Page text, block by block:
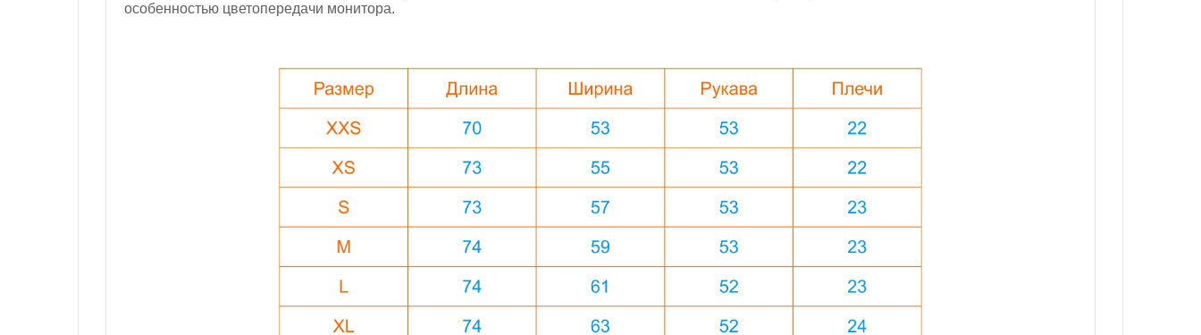
особенностью цветопередачи монитора.